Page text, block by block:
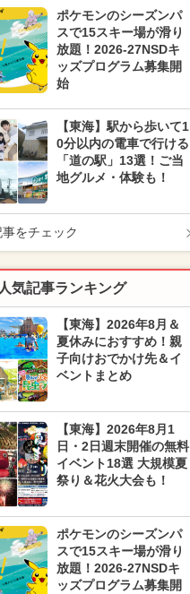
ポケモンのシーズンパ
スで15スキー場が滑り
放題！2026-27NSDキ
ッズプログラム募集開
始
【東海】駅から歩いて1
0分以内の電車で行ける
「道の駅」13選！ご当
地グルメ・体験も！
をチェック
気記事ランキング
【東海】2026年8月＆
夏休みにおすすめ！親
子向けおでかけ先＆イ
ベントまとめ
【東海】2026年8月1
日・2日週末開催の無料
イベント18選 大規模夏
祭り＆花火大会も！
ポケモンのシーズンパ
スで15スキー場が滑り
放題！2026-27NSDキ
ッズプログラム募集開